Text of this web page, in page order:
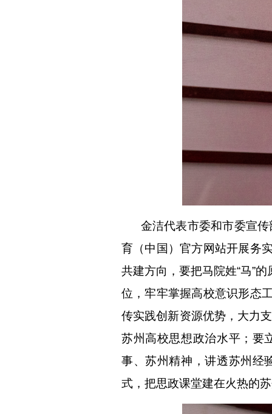
金洁代表市委和市委宣传
育（中国）官方网站开展务
共建方向，要把马院姓“马”
位，牢牢掌握高校意识形态
传实践创新资源优势，大力
苏州高校思想政治水平；要
事、苏州精神，讲透苏州经
式，把思政课堂建在火热的